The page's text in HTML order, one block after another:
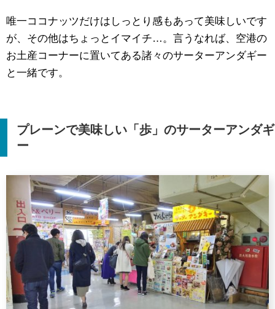
唯一ココナッツだけはしっとり感もあって美味しいです
が、その他はちょっとイマイチ…。言うなれば、空港の
お土産コーナーに置いてある諸々のサーターアンダギー
と一緒です。
プレーンで美味しい「歩」のサーターアンダギ
ー